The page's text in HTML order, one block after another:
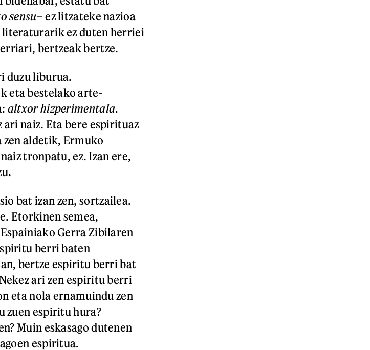
sensu– ez litzateke nazioa
ez duten herriei
bertzeak bertze.
duzu liburua.
eta bestelako arte-
altxor hizperimentala.
ari naiz. Eta bere espirituaz
zen aldetik, Ermuko
tronpatu, ez. Izan ere,
bat izan zen, sortzailea.
Etorkinen semea,
Gerra Zibilaren
berri baten
bertze espiritu berri bat
ari zen espiritu berri
eta nola ernamuindu zen
zuen espiritu hura?
Muin eskasago dutenen
espiritua.